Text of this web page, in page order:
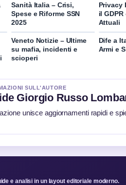
Sanità Italia – Crisi,
Spese e Riforme SSN
2025
Privacy
il GDPR
Attuali
Veneto Notizie – Ultime
su mafia, incidenti e
scioperi
Dife a
Armi e
SULL'AUTORE
Giorgio Russo
unisce aggiornamenti rapidi e
e analisi in un layout editoriale moderno.